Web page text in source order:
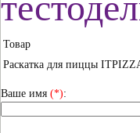
Товар
Раскатка для пиццы
Ваше имя (*):